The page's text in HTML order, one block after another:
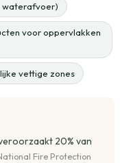
waterafvoer)
voor oppervlakken
vettige zones
20% van
Fire Protection